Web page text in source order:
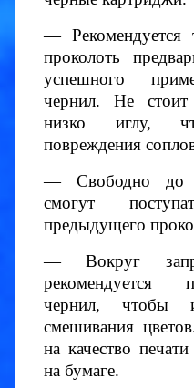
— Рекомендуется
проколоть
успешного
чернил. Не стоит
низко иглу,
повреждения
— Свободно до
смогут
предыдущего
— Вокруг
рекомендуется
чернил, чтобы
смешивания
на качество
на бумаге.